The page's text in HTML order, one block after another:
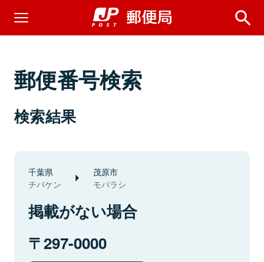
郵便番号検索
検索結果
千葉県
チバケン
茂原市
モバラシ
掲載がない場合
297-0000